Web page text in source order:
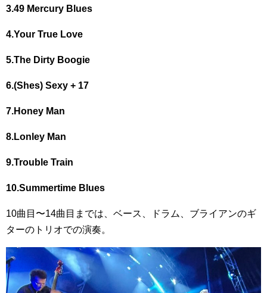
3.49 Mercury Blues
4.Your True Love
5.The Dirty Boogie
6.(Shes) Sexy + 17
7.Honey Man
8.Lonley Man
9.Trouble Train
10.Summertime Blues
10曲目〜14曲目までは、ベース、ドラム、ブライアンのギ
ターのトリオでの演奏。